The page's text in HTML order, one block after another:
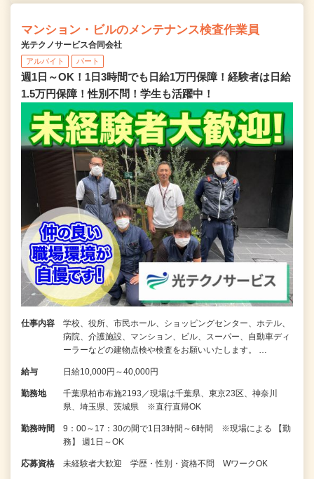
マンション・ビルのメンテナンス検査作業員
光テクノサービス合同会社
アルバイト パート
週1日～OK！1日3時間でも日給1万円保障！経験者は日給
1.5万円保障！性別不問！学生も活躍中！
仕事内容
学校、役所、市民ホール、ショッピングセンター、ホテル、
病院、介護施設、マンション、ビル、スーパー、自動車ディ
ーラーなどの建物点検や検査をお願いいたします。 …
給与 日給10,000円～40,000円
勤務地
千葉県柏市布施2193／現場は千葉県、東京23区、神奈川
県、埼玉県、茨城県 ※直行直帰OK
勤務時間
9：00～17：30の間で1日3時間～6時間 ※現場による 【勤
務】 週1日～OK
応募資格 未経験者大歓迎 学歴・性別・資格不問 WワークOK